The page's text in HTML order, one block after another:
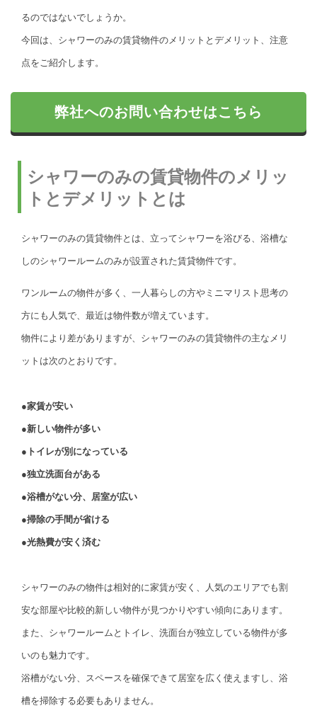
るのではないでしょうか。
今回は、シャワーのみの賃貸物件のメリットとデメリット、注意
点をご紹介します。
弊社へのお問い合わせはこちら
シャワーのみの賃貸物件のメリッ
トとデメリットとは
シャワーのみの賃貸物件とは、立ってシャワーを浴びる、浴槽な
しのシャワールームのみが設置された賃貸物件です。
ワンルームの物件が多く、一人暮らしの方やミニマリスト思考の
方にも人気で、最近は物件数が増えています。
物件により差がありますが、シャワーのみの賃貸物件の主なメリ
ットは次のとおりです。
●家賃が安い
●新しい物件が多い
●トイレが別になっている
●独立洗面台がある
●浴槽がない分、居室が広い
●掃除の手間が省ける
●光熱費が安く済む
シャワーのみの物件は相対的に家賃が安く、人気のエリアでも割
安な部屋や比較的新しい物件が見つかりやすい傾向にあります。
また、シャワールームとトイレ、洗面台が独立している物件が多
いのも魅力です。
浴槽がない分、スペースを確保できて居室を広く使えますし、浴
槽を掃除する必要もありません。